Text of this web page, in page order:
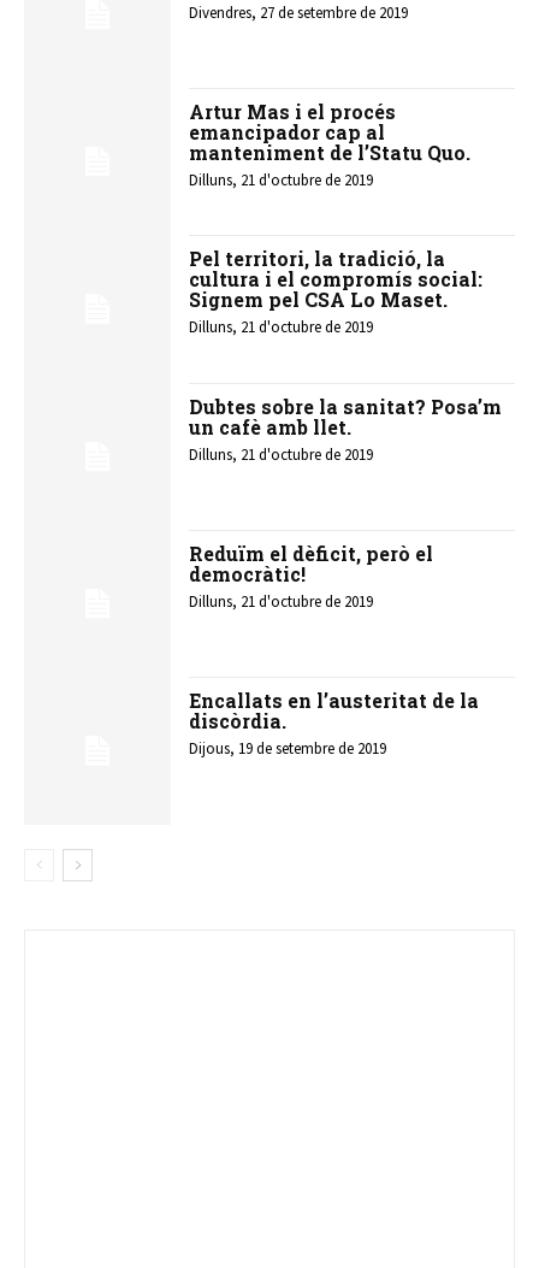
Divendres, 27 de setembre de 2019
Artur Mas i el procés
emancipador cap al
manteniment de l’Statu Quo.
Dilluns, 21 d'octubre de 2019
Pel territori, la tradició, la
cultura i el compromís social:
Signem pel CSA Lo Maset.
Dilluns, 21 d'octubre de 2019
Dubtes sobre la sanitat? Posa’m
un cafè amb llet.
Dilluns, 21 d'octubre de 2019
Reduïm el dèficit, però el
democràtic!
Dilluns, 21 d'octubre de 2019
Encallats en l’austeritat de la
discòrdia.
Dijous, 19 de setembre de 2019